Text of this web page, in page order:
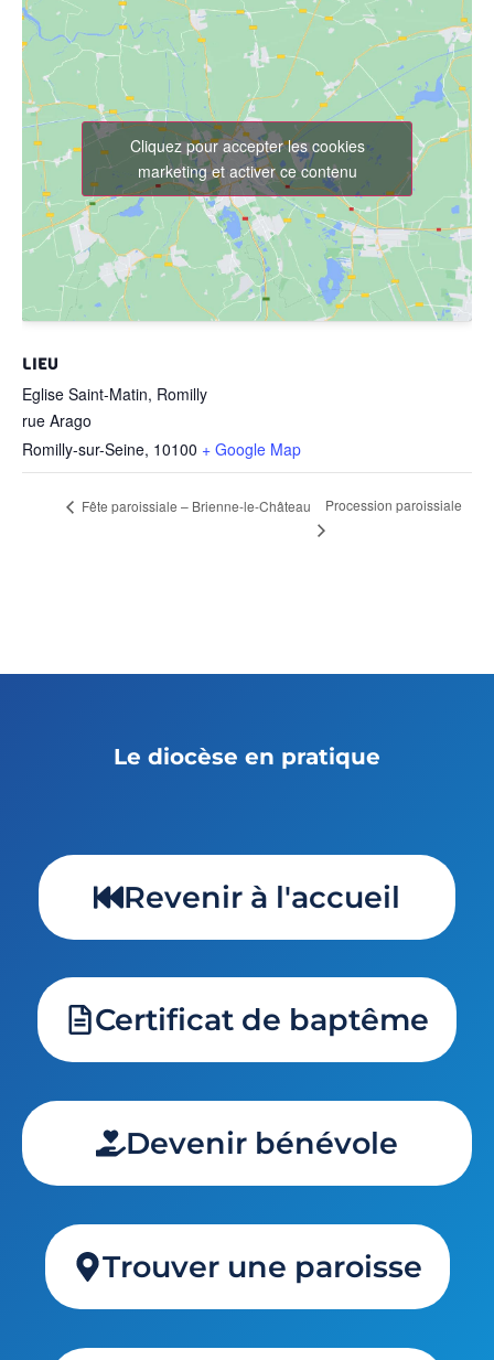
LIEU
Eglise Saint-Matin, Romilly
rue Arago
Romilly-sur-Seine, 10100 + Google Map
Cliquez pour accepter les cookies
marketing et activer ce contenu
Fête paroissiale – Brienne-le-Château Procession paroissiale
Le diocèse en pratique
Revenir à l'accueil
Certificat de baptême
Devenir bénévole
Trouver une paroisse